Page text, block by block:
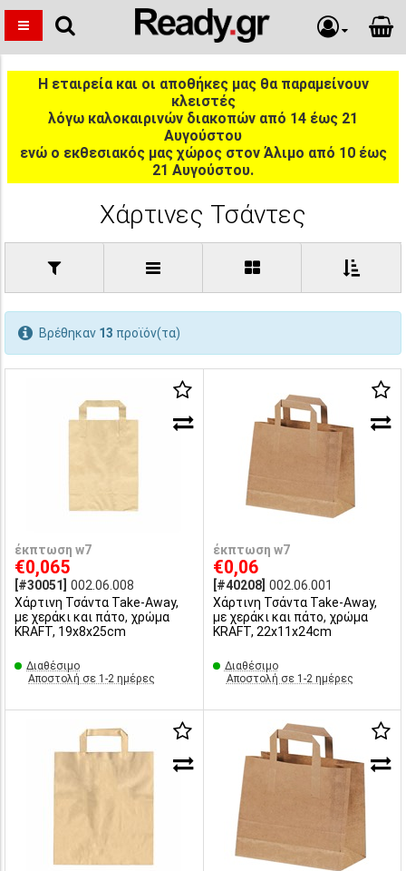
Η εταιρεία και οι αποθήκες μας θα παραμείνουν
κλειστές
λόγω καλοκαιρινών διακοπών από 14 έως 21
Αυγούστου
ενώ ο εκθεσιακός μας χώρος στον Άλιμο από 10 έως
21 Αυγούστου.
Χάρτινες Τσάντες
Βρέθηκαν 13 προϊόν(τα)
έκπτωση w7
€0,065
[#30051]
002.06.008
Χάρτινη Τσάντα Take-Away,
με χεράκι και πάτο, χρώμα
KRAFT, 19x8x25cm
Διαθέσιμο
Αποστολή σε 1-2 ημέρες
έκπτωση w7
€0,06
[#40208] 002.06.001
Χάρτινη Τσάντα Take-Away,
με χεράκι και πάτο, χρώμα
KRAFT, 22x11x24cm
Διαθέσιμο
Αποστολή σε 1-2 ημέρες